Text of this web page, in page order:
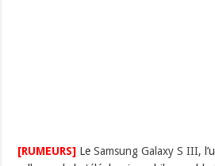
[RUMEURS] LeSamsung Galaxy S III,